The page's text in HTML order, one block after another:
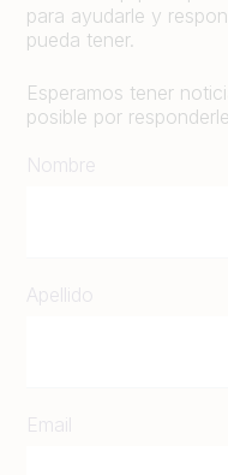
para ayudarle y
pueda tener.
Esperamos tener
posible por
Nombre
Apellido
Email